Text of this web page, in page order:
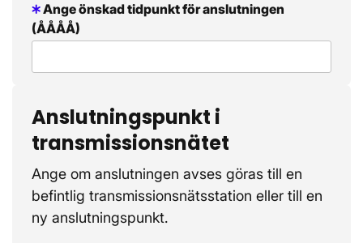
Ange önskad tidpunkt för anslutningen
(ÅÅÅÅ)
Anslutningspunkt i
transmissionsnätet
Ange om anslutningen avses göras till en
befintlig transmissionsnätsstation eller till en
ny anslutningspunkt.